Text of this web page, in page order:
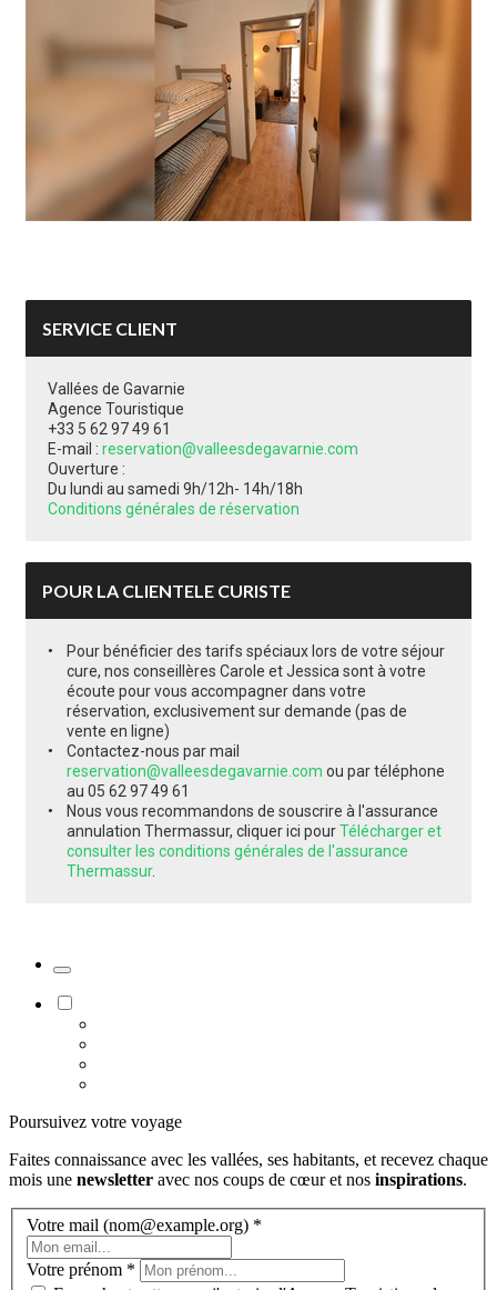
SERVICE CLIENT
Vallées de Gavarnie
Agence Touristique
+33 5 62 97 49 61
E-mail : reservation@valleesdegavarnie.com
Ouverture :
Du lundi au samedi 9h/12h- 14h/18h
Conditions générales de réservation
POUR LA CLIENTELE CURISTE
Pour bénéficier des tarifs spéciaux lors de votre séjour
cure, nos conseillères Carole et Jessica sont à votre
écoute pour vous accompagner dans votre
réservation, exclusivement sur demande (pas de
vente en ligne)
Contactez-nous par mail
reservation@valleesdegavarnie.com ou par téléphone
au 05 62 97 49 61
Nous vous recommandons de souscrire à l'assurance
annulation Thermassur, cliquer ici pourTélécharger et
consulter les conditions générales de l'assurance
Thermassur.
Poursuivez votre voyage
Faites connaissance avec les vallées, ses habitants, et recevez chaque
mois une newsletter avec nos coups de cœur et nos inspirations.
Votre mail (nom@example.org) *
Votre prénom *